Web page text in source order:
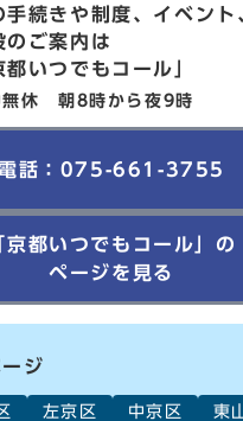
手続きや制度、イベント
のご案内は
都いつでもコール」
無休 朝8時から夜9時
話：075-661-3755
京都いつでもコール」の
ページを見る
ジ
左京区 中京区
東